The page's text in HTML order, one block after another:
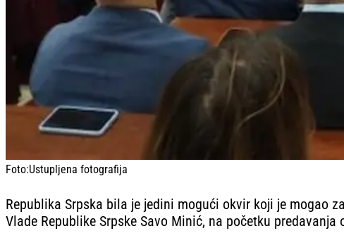
Foto:Ustupljena fotografija
Republika Srpska bila je jedini mogući okvir koji je mogao
Vlade Republike Srpske Savo Minić, na početku